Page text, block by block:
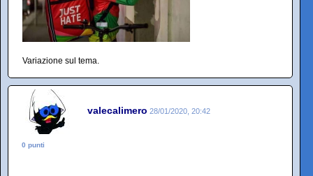
Variazione sul tema.
valecalimero 28/01/2020, 20:42
0 punti